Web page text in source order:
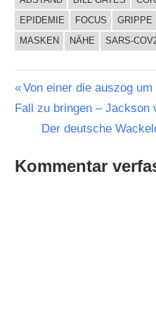
EPIDEMIE
FOCUS GRIPPE
MASKEN
NÄHE SARS-
Vorheriger
Beitrag:
Von einer die auszog
Fall zu bringen – Jackson
Nächster
Der deutsche
Kommentar